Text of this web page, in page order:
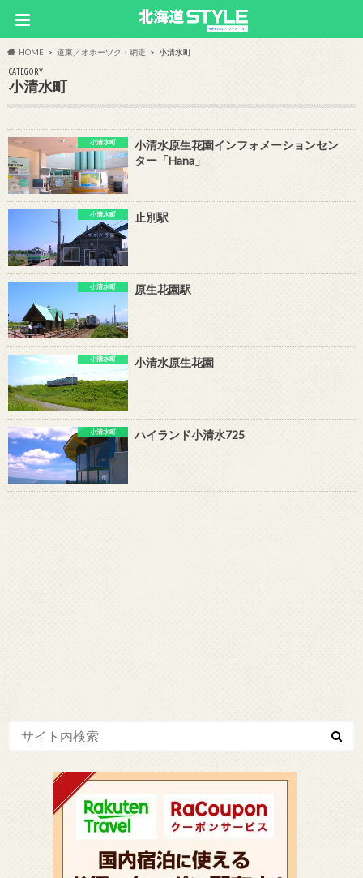
HOME 道東／オホーツク・網走 小清水町
CATEGORY
小清水町
小清水町
小清水原生花園インフォメーションセン
ター「Hana」
小清水町 止別駅
小清水町 原生花園駅
小清水町 小清水原生花園
小清水町 ハイランド小清水725